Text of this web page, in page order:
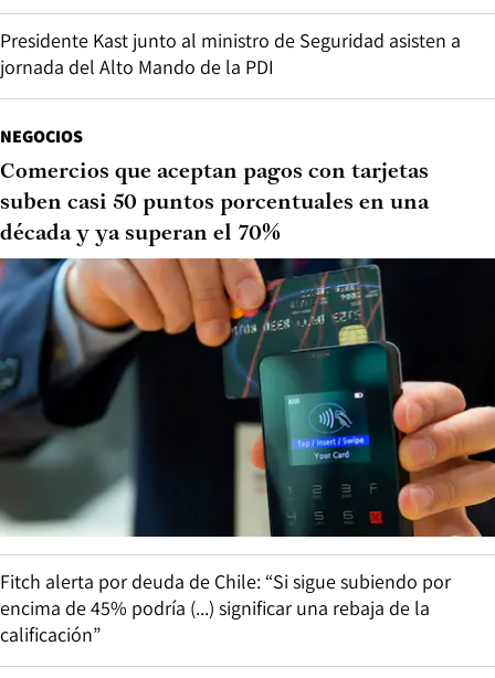
Presidente Kast junto al ministro de Seguridad asisten a
jornada del Alto Mando de la PDI
NEGOCIOS
Comercios que aceptan pagos con tarjetas
suben casi 50 puntos porcentuales en una
década y ya superan el 70%
Fitch alerta por deuda de Chile: “Si sigue subiendo por
encima de 45% podría (...) significar una rebaja de la
calificación”